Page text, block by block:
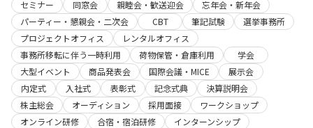
セミナー
同窓会 親睦会・歓送迎会
忘年会・新年会
パーティー・懇親会・二次会
CBT 筆記試験
選挙事務所
プロジェクトオフィス
レンタルオフィス
事務所移転に伴う一時利用
荷物保管・倉庫利用
学会
大型イベント
商品発表会 国際会議・MICE
展示会
内定式
入社式 表彰式 記念式典
決算説明会
株主総会
オーディション 採用面接
ワークショップ
オンライン研修
合宿・宿泊研修
インターンシップ